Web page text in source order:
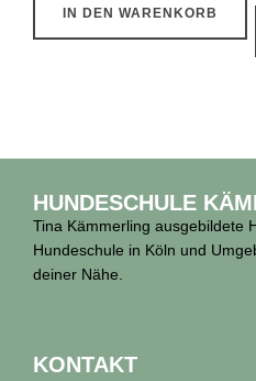
IN DEN WARENKORB
HUNDESCHULE
Tina Kämmerling ausgebildete
Hundeschule in Köln und
deiner Nähe.
KONTAKT